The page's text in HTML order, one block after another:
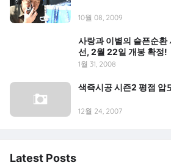
10월 08, 2009
사랑과 이별의 슬픈순환
선, 2월 22일 개봉 확정!
1월 31, 2008
색즉시공 시즌2 평점 압
12월 24, 2007
Latest Posts